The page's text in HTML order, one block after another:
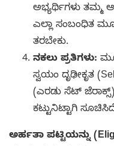
ಅಭ್ಯರ್ಥಿಗಳು ತಮ್ಮ
ಎಲ್ಲಾ ಸಂಬಂಧಿತ
ತರಬೇಕು.
ನಕಲು ಪ್ರತಿಗಳು:
ಸ್ವಯಂ ದೃಢೀಕೃತ
(ಎರಡು ಸೆಟ್
ಕಟ್ಟುನಿಟ್ಟಾಗಿ
ಅರ್ಹತಾ ಪಟ್ಟಿಯನ್ನು